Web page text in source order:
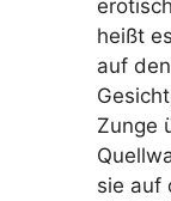
heißt
auf
Zunge
sie auf